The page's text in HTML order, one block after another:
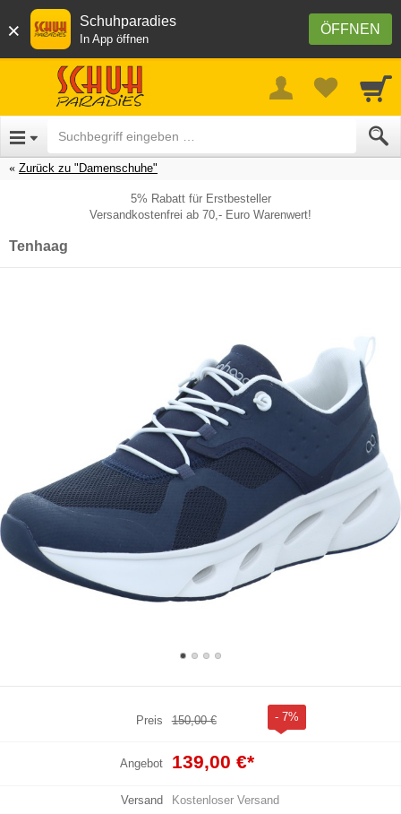
× ÖFFNEN
Schuhparadies
In App öffnen
Zurück zu "Damenschuhe"
5% Rabatt für Erstbesteller
Versandkostenfrei ab 70,- Euro Warenwert!
Tenhaag
Preis 150,00 € - 7%
Angebot 139,00 €*
Versand Kostenloser Versand